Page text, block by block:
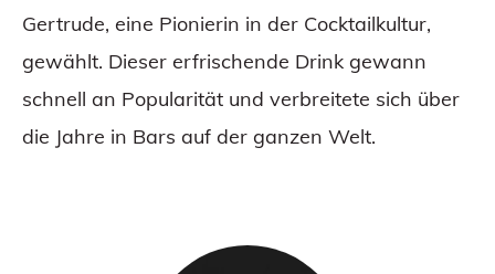
Gertrude, eine Pionierin in der Cocktailkultur,
gewählt. Dieser erfrischende Drink gewann
schnell an Popularität und verbreitete sich über
die Jahre in Bars auf der ganzen Welt.